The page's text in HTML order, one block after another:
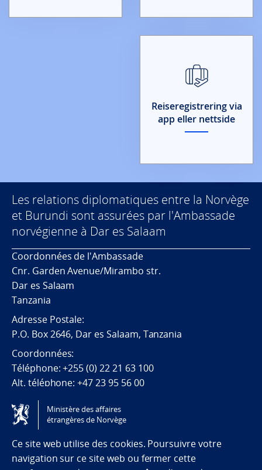
Reiseregistrering via
app eller nettside
Les relations diplomatiques entre la Norvège
et Burundi sont assurées par l'Ambassade
norvégienne à Dar es Salaam
Coordonnées de l'Ambassade
Cnr. Garden Avenue/Mirambo str.
Dar es Salaam
Tanzania
Adresse Postale:
P.O. Box 2646, Dar es Salaam, Tanzania
Coordonnées:
Téléphone: +255 (0) 22 21 63 100
Alt. téléphone: +47 23 95 56 00
E-mail:emb.daressalaam@mfa.no
Tilgjengelighetserklæring / Accessibility statement
(NO)
Ministère des affaires
étrangères de Norvège
Ce site web utilise des cookies. Poursuivre votre
navigation sur ce site web ou fermer cette